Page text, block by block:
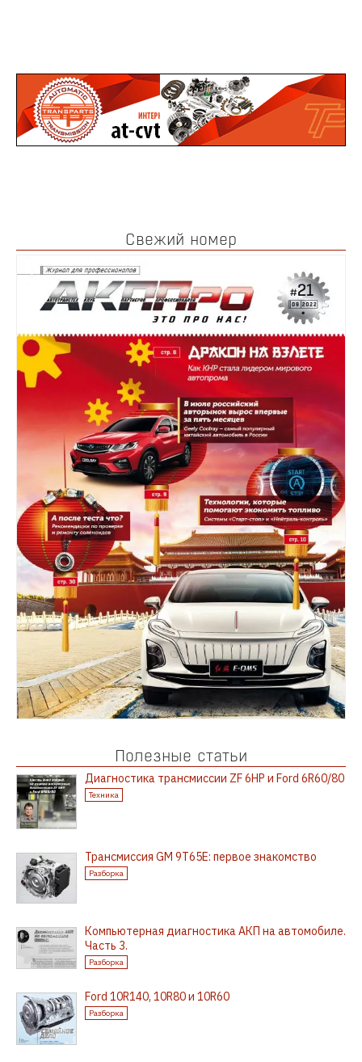
Свежий номер
Полезные статьи
Диагностика трансмиссии ZF 6HP и Ford 6R60/80
Техника
Трансмиссия GM 9T65E: первое знакомство
Разборка
Компьютерная диагностика АКП на автомобиле.
Часть 3.
Разборка
Ford 10R140, 10R80 и 10R60
Разборка